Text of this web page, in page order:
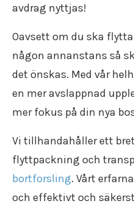
Flyttstädning Strängnäs
Flyttstädning
Flyttstädning Gnesta
Flyttstädning Flen
Flyttstädning Järna
Flyttstädning Kungsör
Flyttstädning Torshälla
Flyttstädning
Flyttstädning Åtvidaberg
Flyttstädning
Magasinering
Flyttpackning
Flyttkartonger
Byggstädning
Kontorsstädning
Slutstädning
Transportföretag
Rutavdrag
Trafiktillstånd
Anslut ditt företag
Nyheter
avdrag nyttjas!
Oavsett om du ska
någon annanstans så
det önskas. Med vår
en mer avslappnad
mer fokus på din nya
Vi tillhandahåller ett
flyttpackning och
bortforsling. Vårt
och effektivt och